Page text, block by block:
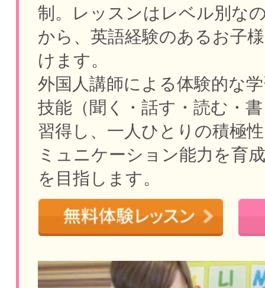
制。
レッスンはレベル別な
から、英語経験のあるお子
けます。
外国人講師による体験的な
技能（聞く・話す・読む・
習得し、一人ひとりの積極
ミュニケーション能力を育
を目指します。